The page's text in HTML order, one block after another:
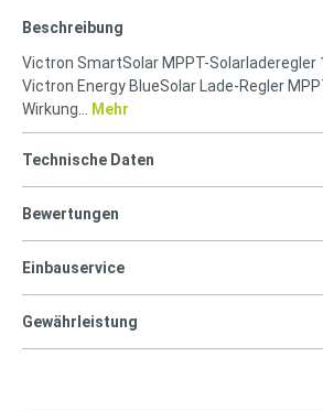
Beschreibung
Victron SmartSolar MPPT-Solarladeregler
Victron Energy BlueSolar Lade-Regler
Wirkung…
Mehr
Technische Daten
Bewertungen
Einbauservice
Gewährleistung